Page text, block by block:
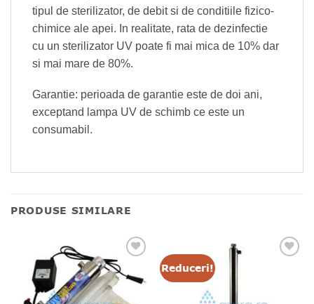
tipul de sterilizator, de debit si de conditiile fizico-
chimice ale apei. In realitate, rata de dezinfectie
cu un sterilizator UV poate fi mai mica de 10% dar
si mai mare de 80%.
Garantie: perioada de garantie este de doi ani,
exceptand lampa UV de schimb ce este un
consumabil.
PRODUSE SIMILARE
Reduceri!